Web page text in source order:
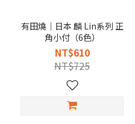
有田燒｜日本 麟 Lin系列 正
角小付（6色）
NT$610
NT$725